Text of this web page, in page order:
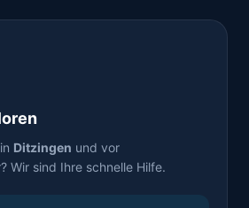
Ditzingen und vor
Wir sind Ihre schnelle Hilfe.